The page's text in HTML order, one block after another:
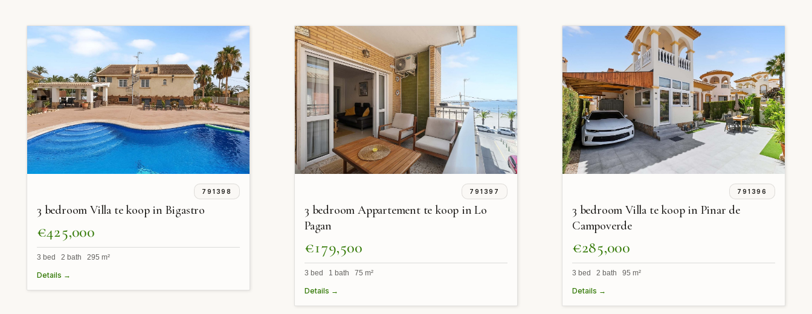
791398
3 bedroom Villa te koop in Bigastro
€425,000
3 bed 2 bath 295 m²
Details →
791397
3 bedroom Appartement te koop in Lo
Pagan
€179,500
3 bed 1 bath 75 m²
Details →
791396
3 bedroom Villa te koop in Pinar de
Campoverde
€285,000
3 bed 2 bath 95 m²
Details →